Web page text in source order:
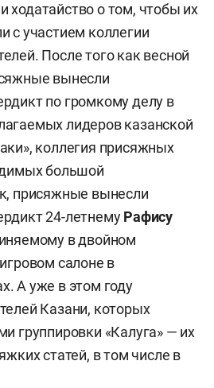
ходатайство о том, чтобы их
с участием коллегии
После того как весной
вынесли
по громкому делу в
лидеров казанской
коллегия присяжных
большой
присяжные вынесли
24-летнемуРафису
в двойном
салоне в
А уже в этом году
Казани, которых
группировки «Калуга» — их
статей, в том числе в